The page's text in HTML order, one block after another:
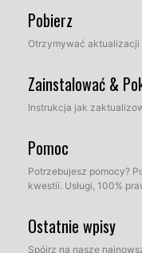
Pobierz
Otrzymywać aktualizacji
Zainstalować &
Instrukcja jak
Pomoc
Potrzebujesz pomocy?
kwestii. Usługi, 100%
Ostatnie wpisy
Spójrz na nasze